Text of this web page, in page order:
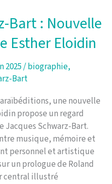
Bart : Nouvelle
Esther Eloidin
2025/biographie,
Bart
une nouvelle
propose un regard
Jacques Schwarz-Bart.
musique, mémoire et
personnel et artistique
un prologue de Roland
central illustré